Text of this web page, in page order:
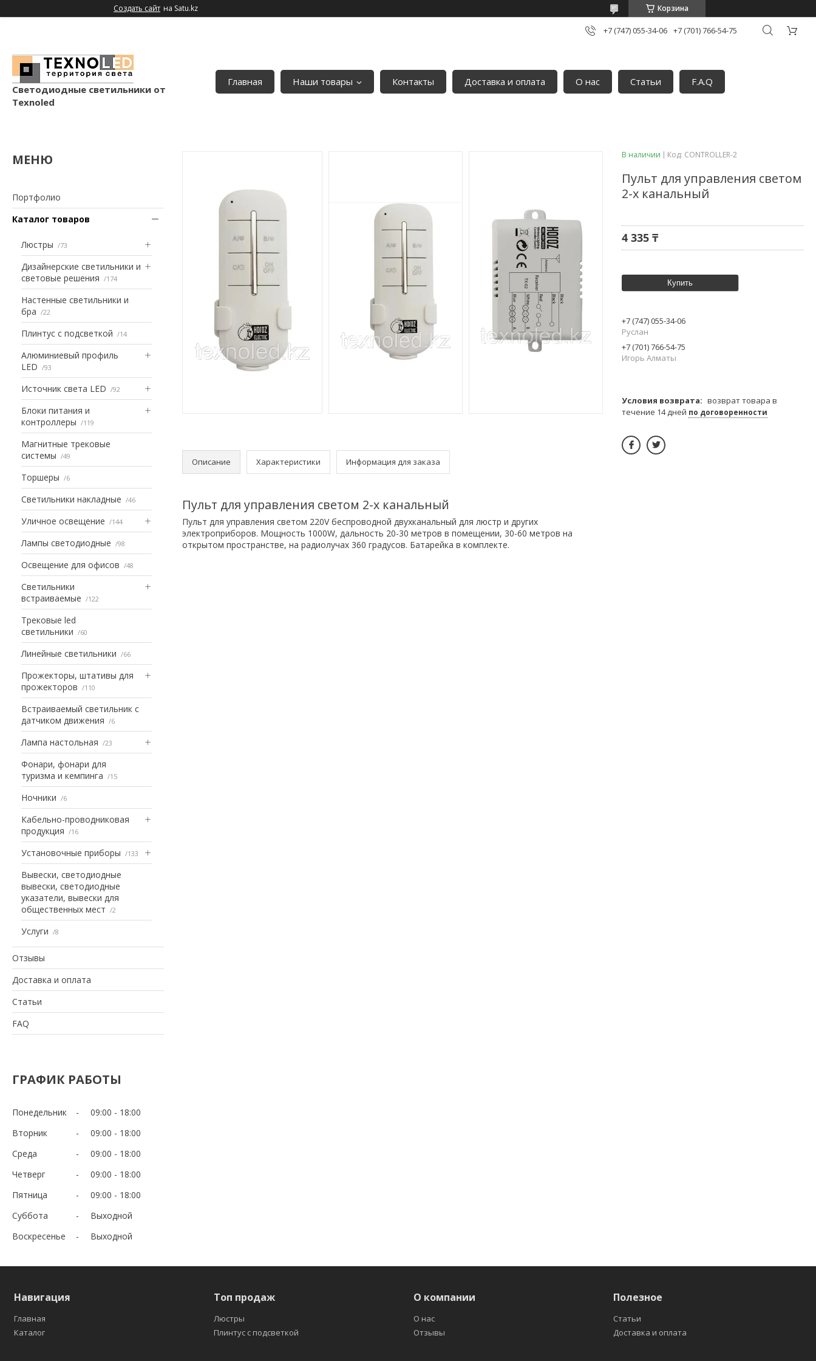
Создать сайт на Satu.kz Корзина
+7 (747) 055-34-06 +7 (701) 766-54-75
Светодиодные светильники от
Texnoled
Главная Наши товары Контакты Доставка и оплата О нас Статьи F.A.Q
Портфолио
Каталог товаров
Люстры 73
Дизайнерские светильники и
световые решения
174
Настенные светильники и
бра
22
Плинтус с подсветкой 14
Алюминиевый профиль
LED
93
Источник света LED 92
Блоки питания и
контроллеры
119
Магнитные трековые
системы
49
Торшеры 6
Светильники накладные 46
Уличное освещение 144
Лампы светодиодные 98
Освещение для офисов 48
Светильники
встраиваемые
122
Трековые led
светильники
60
Линейные светильники 66
Прожекторы, штативы для
прожекторов
110
Встраиваемый светильник с
датчиком движения
6
Лампа настольная 23
Фонари, фонари для
туризма и кемпинга
15
Ночники 6
Кабельно-проводниковая
продукция
16
Установочные приборы 133
Вывески, светодиодные
вывески, светодиодные
указатели, вывески для
общественных мест
2
Услуги 8
Отзывы
Доставка и оплата
Статьи
FAQ
ГРАФИК РАБОТЫ
Понедельник 09:00
18:00
Вторник
09:00
18:00
Среда
09:00
18:00
Четверг
09:00
18:00
Пятница
09:00
18:00
Суббота
Выходной
Воскресенье
Выходной
Описание Характеристики Информация для заказа
Пульт для управления светом 2-х канальный
Пульт для управления светом 220V беспроводной двухканальный для люстр и других
электроприборов. Мощность 1000W, дальность 20-30 метров в помещении, 30-60 метров на
открытом пространстве, на радиолучах 360 градусов. Батарейка в комплекте.
В наличии Код: CONTROLLER-2
Пульт для управления светом
2-х канальный
4 335 ₸
Купить
+7 (747) 055-34-06
Руслан
+7 (701) 766-54-75
Игорь Алматы
возврат товара в
течение 14 дней по договоренности
Навигация
Главная
Каталог
Топ продаж
Люстры
Плинтус с подсветкой
О компании
О нас
Отзывы
Полезное
Статьи
Доставка и оплата